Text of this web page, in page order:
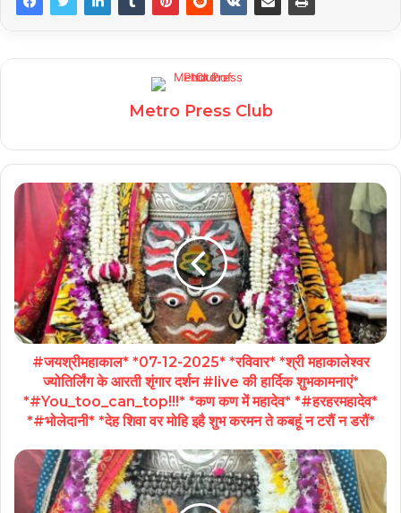
Metro Press Club
#जयश्रीमहाकाल* *07-12-2025* *रविवार* *श्री महाकालेश्वर
ज्योतिर्लिंग के आरती शृंगार दर्शन #live की हार्दिक शुभकामनाएं*
*#You_too_can_top!!!* *कण कण में महादेव* *#हरहरमहादेव*
*#भोलेदानी* *देह शिवा वर मोहि इहै शुभ करमन ते कबहूं न टरौं न डरौं*